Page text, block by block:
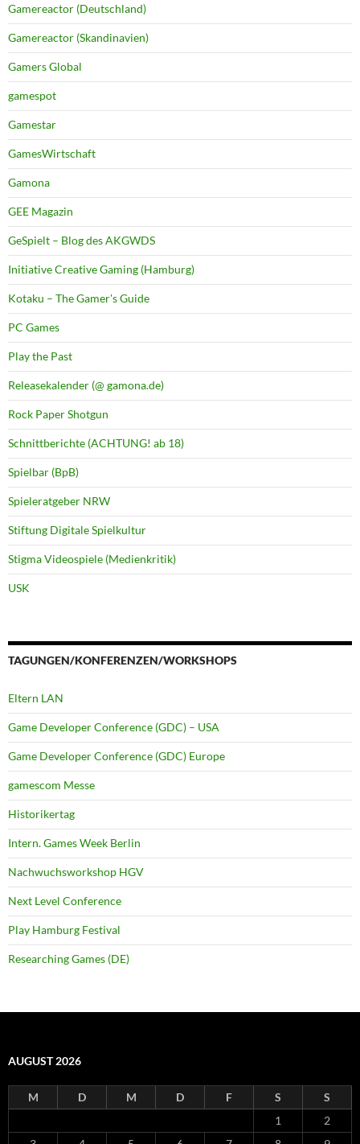
Gamereactor (Deutschland)
Gamereactor (Skandinavien)
Gamers Global
gamespot
Gamestar
GamesWirtschaft
Gamona
GEE Magazin
GeSpielt – Blog des AKGWDS
Initiative Creative Gaming (Hamburg)
Kotaku – The Gamer's Guide
PC Games
Play the Past
Releasekalender (@ gamona.de)
Rock Paper Shotgun
Schnittberichte (ACHTUNG! ab 18)
Spielbar (BpB)
Spieleratgeber NRW
Stiftung Digitale Spielkultur
Stigma Videospiele (Medienkritik)
USK
TAGUNGEN/KONFERENZEN/WORKSHOPS
Eltern LAN
Game Developer Conference (GDC) – USA
Game Developer Conference (GDC) Europe
gamescom Messe
Historikertag
Intern. Games Week Berlin
Nachwuchsworkshop HGV
Next Level Conference
Play Hamburg Festival
Researching Games (DE)
AUGUST 2026
M D M D F S
S
1
2